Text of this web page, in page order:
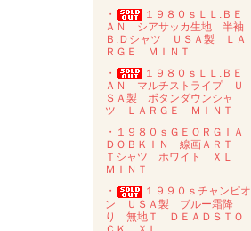
・
１９８０ｓＬＬ.ＢＥ
ＡＮ シアサッカ生地 半袖
Ｂ.Ｄシャツ ＵＳＡ製 ＬＡ
ＲＧＥ ＭＩＮＴ
・
１９８０ｓＬＬ.ＢＥ
ＡＮ マルチストライプ Ｕ
ＳＡ製 ボタンダウンシャ
ツ ＬＡＲＧＥ ＭＩＮＴ
・１９８０ｓＧＥＯＲＧＩＡ
ＤＯＢＫＩＮ 線画ＡＲＴ
Ｔシャツ ホワイト ＸＬ
ＭＩＮＴ
・
１９９０ｓチャンピオ
ン ＵＳＡ製 ブルー霜降
り 無地Ｔ ＤＥＡＤＳＴＯ